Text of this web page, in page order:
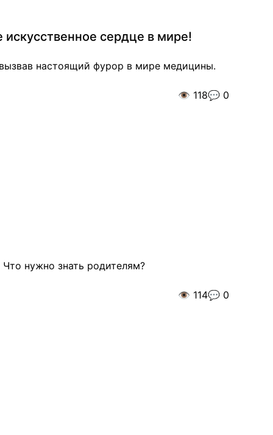
сердце в мире!
вызвав настоящий фурор в мире медицины.
👁️ 118💬 0
нужно знать родителям?
👁️ 114💬 0